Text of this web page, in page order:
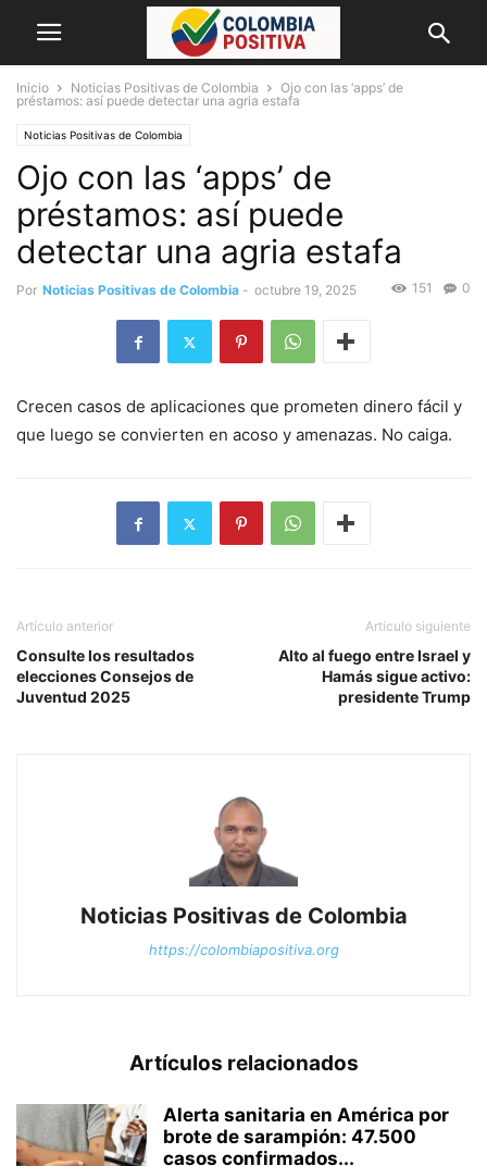
Inicio Noticias Positivas de Colombia
Ojo con las ‘apps’ de
préstamos: así puede detectar una agria estafa
Noticias Positivas de Colombia
Ojo con las ‘apps’ de
préstamos: así puede
detectar una agria estafa
Por Noticias Positivas de Colombia - octubre 19, 2025 0
151
Crecen casos de aplicaciones que prometen dinero fácil y
que luego se convierten en acoso y amenazas. No caiga.
Artículo anterior
Consulte los resultados
elecciones Consejos de
Juventud 2025
Artículo siguiente
Alto al fuego entre Israel y
Hamás sigue activo:
presidente Trump
Noticias Positivas de Colombia
https://colombiapositiva.org
Artículos relacionados
Alerta sanitaria en América por
brote de sarampión: 47.500
casos confirmados...